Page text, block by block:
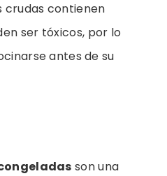
crudas contienen
ser tóxicos, por lo
antes de su
son una